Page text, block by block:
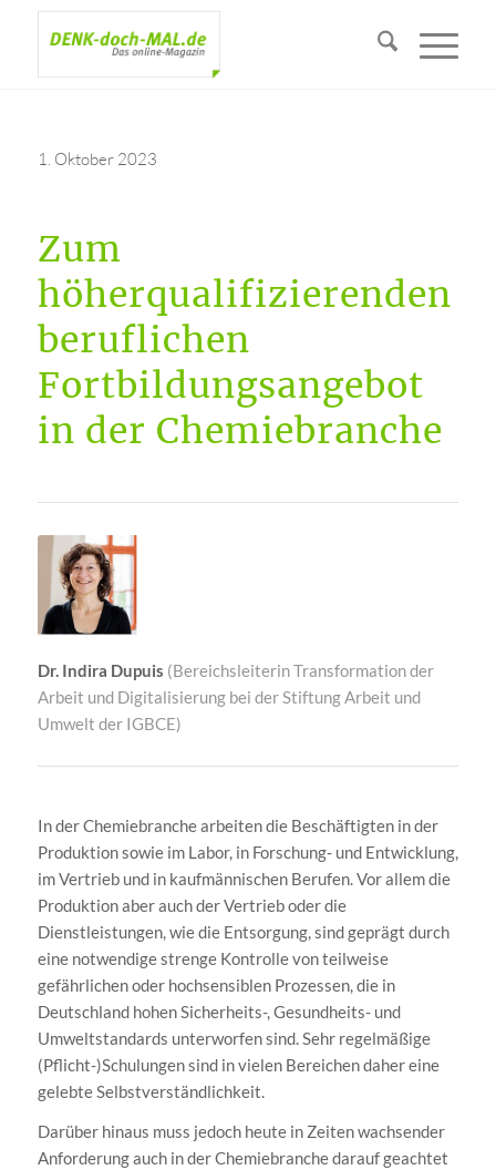
1. Oktober 2023
Zum
höherqualifizierenden
beruflichen
Fortbildungsangebot
in der Chemiebranche
Dr. Indira Dupuis (Bereichsleiterin Transformation der
Arbeit und Digitalisierung bei der Stiftung Arbeit und
Umwelt der IGBCE)
In der Chemiebranche arbeiten die Beschäftigten in der
Produktion sowie im Labor, in Forschung- und Entwicklung,
im Vertrieb und in kaufmännischen Berufen. Vor allem die
Produktion aber auch der Vertrieb oder die
Dienstleistungen, wie die Entsorgung, sind geprägt durch
eine notwendige strenge Kontrolle von teilweise
gefährlichen oder hochsensiblen Prozessen, die in
Deutschland hohen Sicherheits-, Gesundheits- und
Umweltstandards unterworfen sind. Sehr regelmäßige
(Pflicht-)Schulungen sind in vielen Bereichen daher eine
gelebte Selbstverständlichkeit.
Darüber hinaus muss jedoch heute in Zeiten wachsender
Anforderung auch in der Chemiebranche darauf geachtet